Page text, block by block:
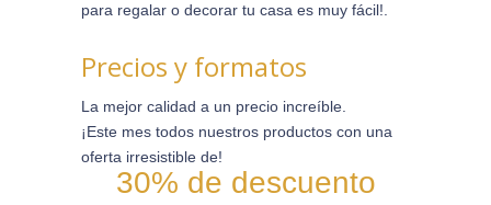
para regalar o decorar tu casa es muy fácil!.
Precios y formatos
La mejor calidad a un precio increíble.
¡Este mes todos nuestros productos con una
oferta irresistible de!
30% de descuento